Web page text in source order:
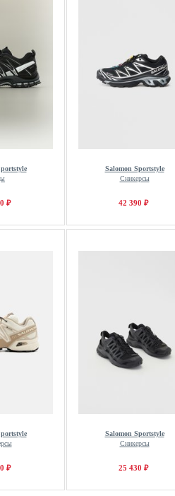
₽
Salomon Sportstyle
Сникерсы
42 390 ₽
₽
Salomon Sportstyle
Сникерсы
25 430 ₽